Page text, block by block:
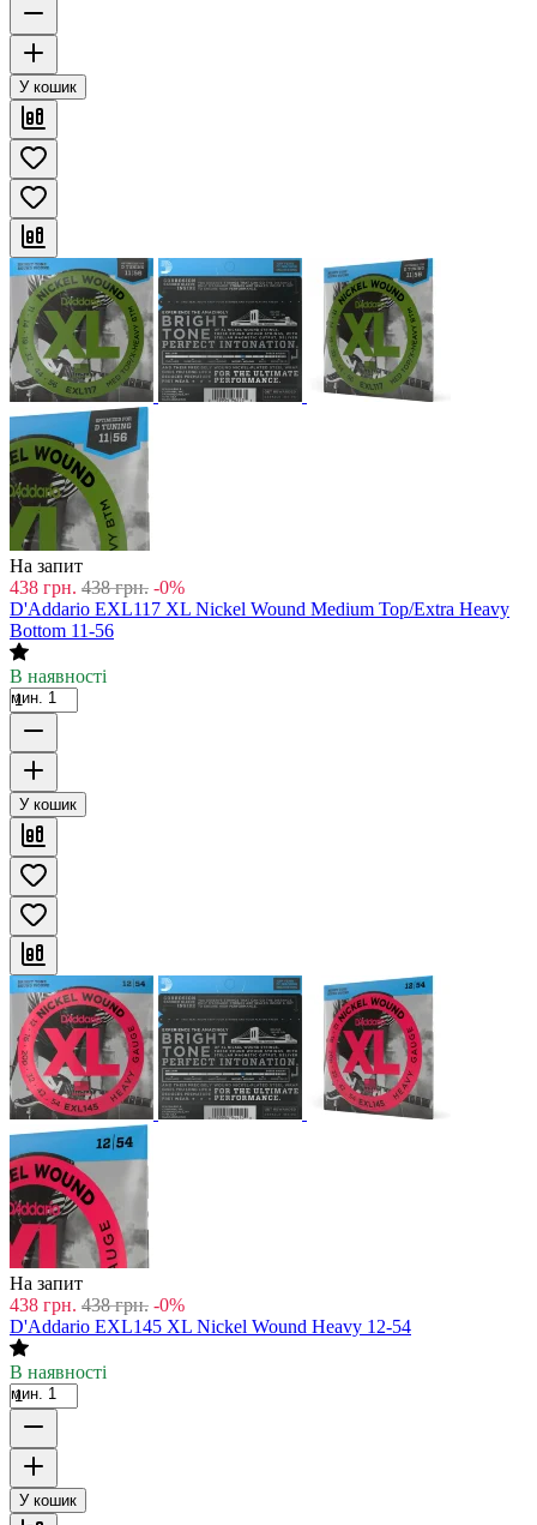
У кошик
На запит
438 грн. 438 грн. -0%
D'Addario EXL117 XL Nickel Wound Medium Top/Extra Heavy
Bottom 11-56
В наявності
мин. 1
У кошик
На запит
438 грн. 438 грн. -0%
D'Addario EXL145 XL Nickel Wound Heavy 12-54
В наявності
мин. 1
У кошик